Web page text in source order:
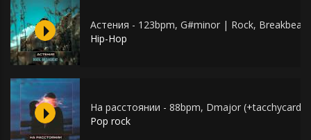
Астения - 123bpm, G#minor | Rock, Breakbeat
Hip-Hop
На расстоянии - 88bpm, Dmajor
Pop rock